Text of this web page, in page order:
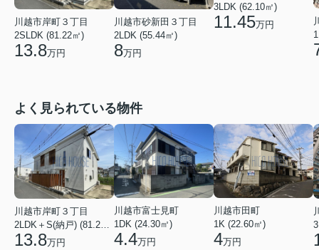
川越市岸町３丁目
2SLDK (81.22㎡)
13.8万円
川越市砂新田３丁目
2LDK (55.44㎡)
8万円
3LDK (62.10㎡)
11.45万円
よく見られている物件
川越市岸町３丁目
13.8万円
川越市富士見町
1DK (24.30㎡)
4.4万円
川越市田町
1K (22.60㎡)
4万円